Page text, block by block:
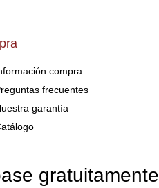
compra
frecuentes
garantía